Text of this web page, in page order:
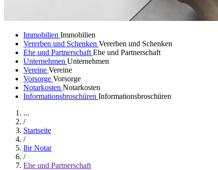
Immobilien Immobilien
Vererben und Schenken Vererben und Schenken
Ehe und Partnerschaft Ehe und Partnerschaft
Unternehmen Unternehmen
Vereine Vereine
Vorsorge Vorsorge
Notarkosten Notarkosten
Informationsbroschüren Informationsbroschüren
...
/
Startseite
/
Ihr Notar
/
Ehe und Partnerschaft